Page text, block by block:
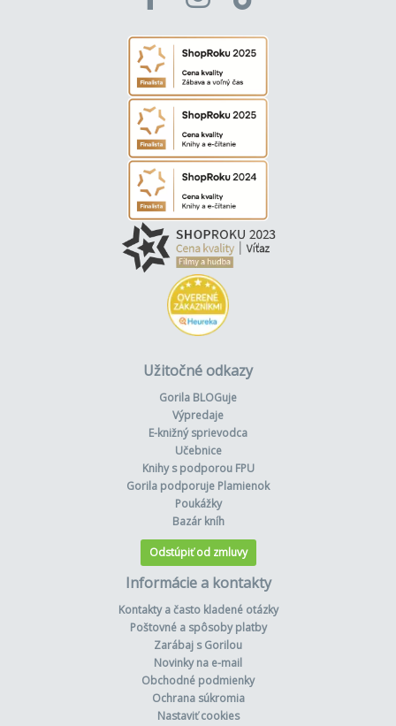
Užitočné odkazy
Gorila BLOGuje
Výpredaje
E-knižný sprievodca
Učebnice
Knihy s podporou FPU
Gorila podporuje Plamienok
Poukážky
Bazár kníh
Odstúpiť od zmluvy
Informácie a kontakty
Kontakty a často kladené otázky
Poštovné a spôsoby platby
Zarábaj s Gorilou
Novinky na e-mail
Obchodné podmienky
Ochrana súkromia
Nastaviť cookies